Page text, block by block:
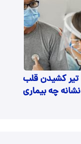
تیر کشیدن قلب
نشانه چه بیماری